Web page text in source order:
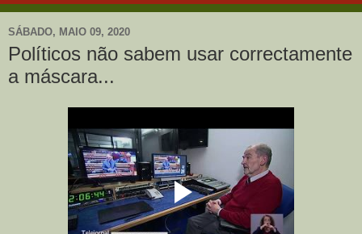
SÁBADO, MAIO 09, 2020
Políticos não sabem usar correctamente
a máscara...